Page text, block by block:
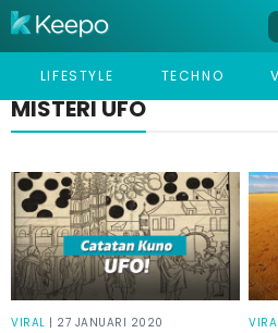
LIFESTYLE TECHNO
MISTERI UFO
VIRAL | 27 JANUARI 2020